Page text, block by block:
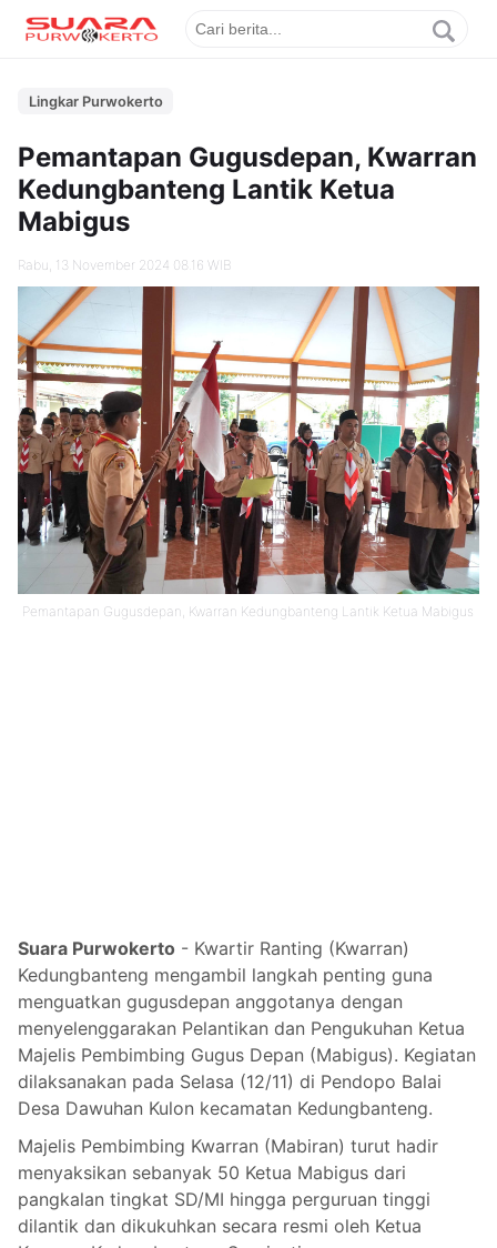
Lingkar Purwokerto
Pemantapan Gugusdepan, Kwarran
Kedungbanteng Lantik Ketua
Mabigus
Rabu, 13 November 2024 08.16 WIB
Pemantapan Gugusdepan, Kwarran Kedungbanteng Lantik Ketua Mabigus
Suara Purwokerto - Kwartir Ranting (Kwarran)
Kedungbanteng mengambil langkah penting guna
menguatkan gugusdepan anggotanya dengan
menyelenggarakan Pelantikan dan Pengukuhan Ketua
Majelis Pembimbing Gugus Depan (Mabigus). Kegiatan
dilaksanakan pada Selasa (12/11) di Pendopo Balai
Desa Dawuhan Kulon kecamatan Kedungbanteng.
Majelis Pembimbing Kwarran (Mabiran) turut hadir
menyaksikan sebanyak 50 Ketua Mabigus dari
pangkalan tingkat SD/MI hingga perguruan tinggi
dilantik dan dikukuhkan secara resmi oleh Ketua